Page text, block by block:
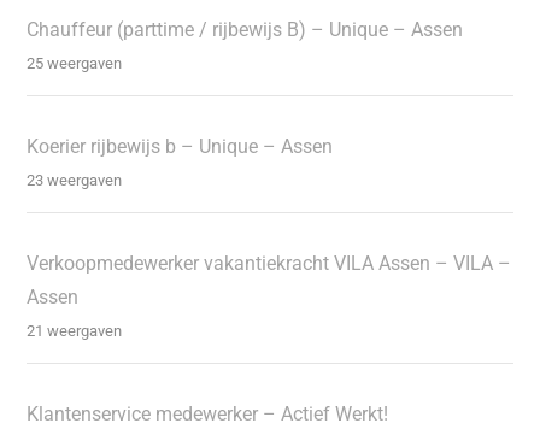
Chauffeur (parttime / rijbewijs B) – Unique – Assen
25 weergaven
Koerier rijbewijs b – Unique – Assen
23 weergaven
Verkoopmedewerker vakantiekracht VILA Assen – VILA –
Assen
21 weergaven
Klantenservice medewerker – Actief Werkt!